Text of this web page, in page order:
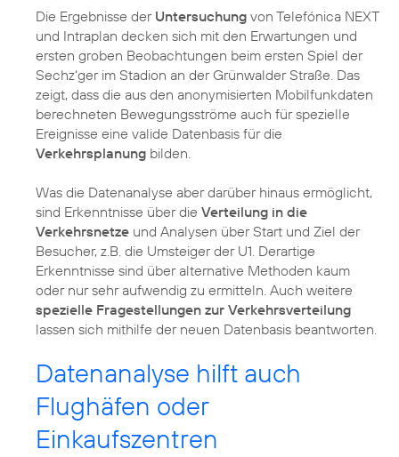
Die Ergebnisse der Untersuchung von Telefónica NEXT
und Intraplan decken sich mit den Erwartungen und
ersten groben Beobachtungen beim ersten Spiel der
Sechz‘ger im Stadion an der Grünwalder Straße. Das
zeigt, dass die aus den anonymisierten Mobilfunkdaten
berechneten Bewegungsströme auch für spezielle
Ereignisse eine valide Datenbasis für die
Verkehrsplanung bilden.
Was die Datenanalyse aber darüber hinaus ermöglicht,
sind Erkenntnisse über die Verteilung in die
Verkehrsnetze und Analysen über Start und Ziel der
Besucher, z.B. die Umsteiger der U1. Derartige
Erkenntnisse sind über alternative Methoden kaum
oder nur sehr aufwendig zu ermitteln. Auch weitere
spezielle Fragestellungen zur Verkehrsverteilung
lassen sich mithilfe der neuen Datenbasis beantworten.
Datenanalyse hilft auch
Flughäfen oder
Einkaufszentren